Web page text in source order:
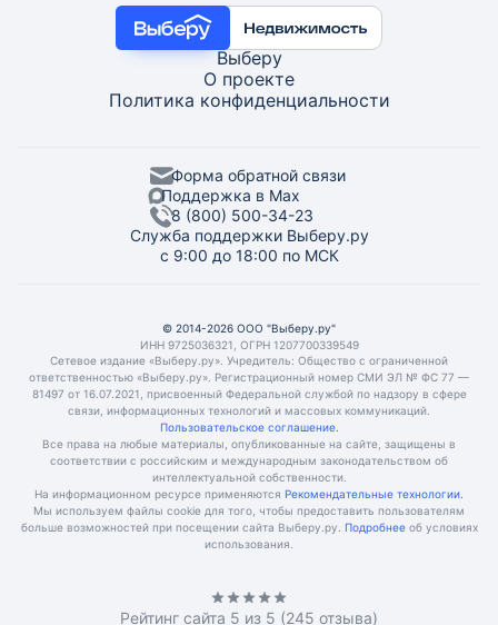
Выберу
О проекте
Политика конфиденциальности
Форма обратной связи
Поддержка в Max
8 (800) 500-34-23
Служба поддержки Выберу.ру
с 9:00 до 18:00 по МСК
© 2014-2026 ООО "Выберу.ру"
ИНН 9725036321, ОГРН 1207700339549
Сетевое издание «Выберу.ру». Учредитель: Общество с ограниченной
ответственностью «Выберу.ру». Регистрационный номер СМИ ЭЛ № ФС 77 —
81497 от 16.07.2021, присвоенный Федеральной службой по надзору в сфере
связи, информационных технологий и массовых коммуникаций.
Пользовательское соглашение.
Все права на любые материалы, опубликованные на сайте, защищены в
соответствии с российским и международным законодательством об
интеллектуальной собственности.
На информационном ресурсе применяются Рекомендательные технологии.
Мы используем файлы cookie для того, чтобы предоставить пользователям
больше возможностей при посещении сайта Выберу.ру.
Подробнее об условиях
использования.
Рейтинг сайта 5 из 5 (245 отзыва)